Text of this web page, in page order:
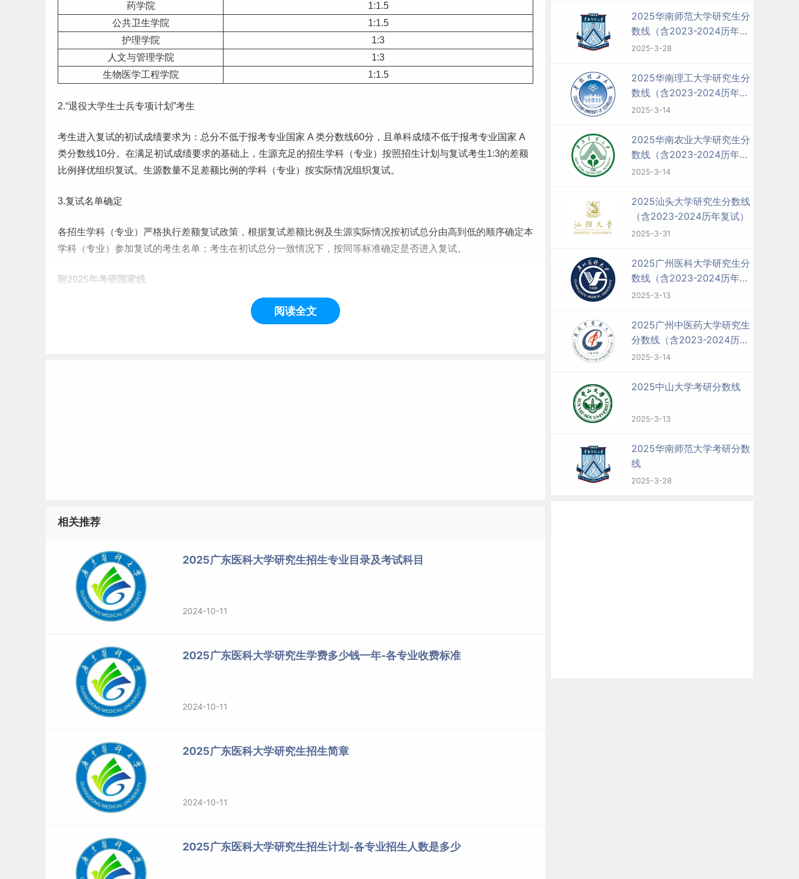
药学院
1:1.5
公共卫生学院
1:1.5
护理学院
1:3
人文与管理学院
1:3
生物医学工程学院
1:1.5
2.“退役大学生士兵专项计划”考生
考生进入复试的初试成绩要求为：总分不低于报考专业国家 A 类分数线60分，且单科成绩不低于报考专业国家 A
类分数线10分。在满足初试成绩要求的基础上，生源充足的招生学科（专业）按照招生计划与复试考生1:3的差额
比例择优组织复试。生源数量不足差额比例的学科（专业）按实际情况组织复试。
3.复试名单确定
各招生学科（专业）严格执行差额复试政策，根据复试差额比例及生源实际情况按初试总分由高到低的顺序确定本
学科（专业）参加复试的考生名单；考生在初试总分一致情况下，按同等标准确定是否进入复试。
附2025年考研国家线
二、2024年广东医科大学研究生分数线
专业学位
105101 （01）呼吸内科 50
专业学位 105101
专业学位
105101
专业学位
105101 （04）消化内科
专业学位
专业学位
105106 皮肤病与性病学 50
325
专业学位
105109
阅读全文
相关推荐
2025广东医科大学研究生招生专业目录及考试科目
2024-10-11
2025广东医科大学研究生学费多少钱一年-各专业收费标准
2024-10-11
2025广东医科大学研究生招生简章
2024-10-11
2025广东医科大学研究生招生计划-各专业招生人数是多少
2025华南师范大学研究生分
数线（含2023-2024历年复
试）
2025-3-28
2025华南理工大学研究生分
数线（含2023-2024历年复
试）
2025-3-14
2025华南农业大学研究生分
数线（含2023-2024历年复
试）
2025-3-14
2025汕头大学研究生分数线
（含2023-2024历年复试）
2025-3-31
2025广州医科大学研究生分
数线（含2023-2024历年复
试）
2025-3-13
2025广州中医药大学研究生
分数线（含2023-2024历年
复试）
2025-3-14
2025中山大学考研分数线
2025-3-13
2025华南师范大学考研分数
线
2025-3-28